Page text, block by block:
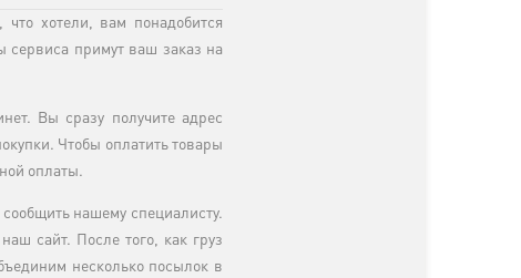
хотели, вам понадобится
сервиса примут ваш заказ на
Вы сразу получите адрес
Чтобы оплатить товары
оплаты.
нашему специалисту.
сайт. После того, как груз
несколько посылок в